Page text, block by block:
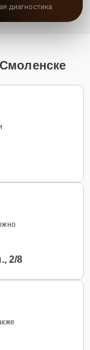
диагностика
2/8